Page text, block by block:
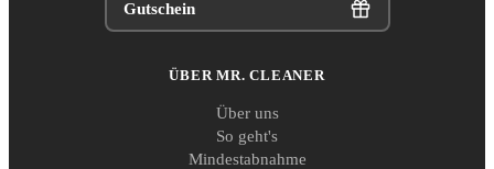
Gutschein
ÜBER MR. CLEANER
Über uns
So geht's
Mindestabnahme